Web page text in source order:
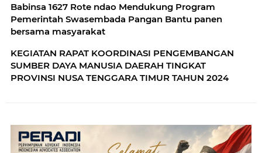
Babinsa 1627 Rote ndao Mendukung Program
Pemerintah Swasembada Pangan Bantu panen
bersama masyarakat
KEGIATAN RAPAT KOORDINASI PENGEMBANGAN
SUMBER DAYA MANUSIA DAERAH TINGKAT
PROVINSI NUSA TENGGARA TIMUR TAHUN 2024